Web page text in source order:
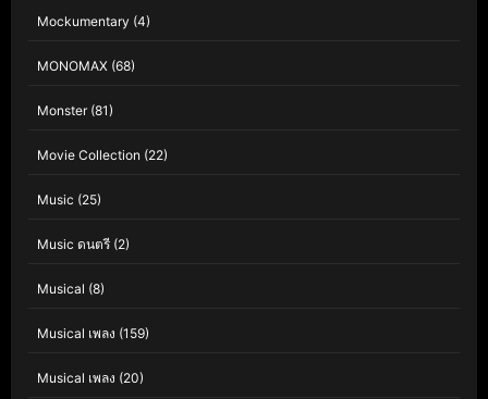
Mockumentary (4)
MONOMAX (68)
Monster(81)
Movie Collection (22)
Music (25)
Music ดนตรี (2)
Musical (8)
Musical เพลง (159)
Musical เพลง (20)